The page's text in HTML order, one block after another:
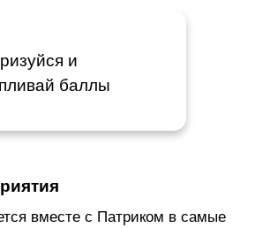
и
баллы
вместе с Патриком в самые